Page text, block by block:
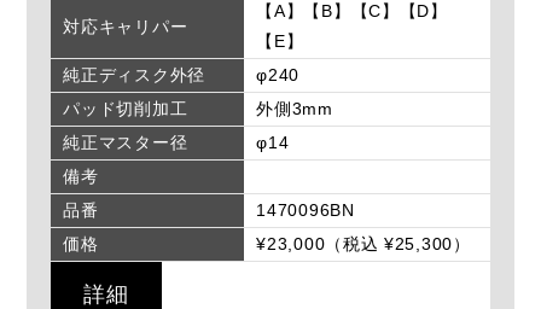
対応キャリパー
【A】【B】【C】【D】
【E】
純正ディスク外径
φ240
パッド切削加工
外側3mm
純正マスター径
φ14
備考
品番
1470096BN
価格
¥23,000（税込 ¥25,300）
詳細